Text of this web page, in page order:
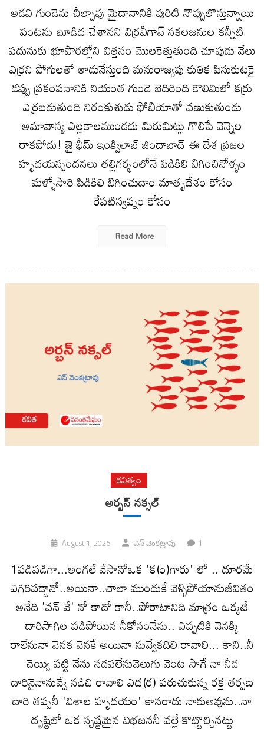
అడవి గుండెను చీల్చావు మైదానానికి పురిటి నొప్పులొస్తున్నాయి
పంటను బూడిద చేశానని విర్రవీగావ్ సకలజనుల కన్నీటి
పదునుకు భూపొరల్లోని విత్తనం మొలకెత్తుతుంది చూపుడు వేలు
ఎర్రని పోగులతో తాడునేస్తుంది మనురాజ్యపు కుతిక పిసుకుటకై
డప్పు ప్రకంపనానికి నియంత గుండె బెదిరింది కొలిమిలో కర్రు
ఎర్రబడుతుంది నిరంకుశుడు ఫోబియాతో వణుకుతుండు
అమావాస్య ఎల్లకాలముండదు మిరుమిట్లు గొలిపే వెన్నెల
రాకపోదు! జై భీమ్ ఇంక్విలాబ్ జిందాబాద్ ఈ దేశ ప్రజల
హృదయస్పందనలు తల్లిగర్భంలోనే పిడికిలి బిగించినోళ్ళం
మళ్ళోసారి పిడికిలి బిగించుదాం మాతృదేశం కోసం
రేపటిస్వప్నం కోసం
Read More
కవిత్వం
అర్బన్ నక్సల్
August 1, 2026 ఎన్ వెంకట్రావు 1
1వడివడిగా...అంగలే వేసానోఒక 'క(౦)గారు' లో .. దూరమే
ఎగిరిపడ్డానో..అయినా..చాలా ముందుకే వెళ్ళిపోయానుజీవితం
అనేది 'వన్ వే' నో కాదో కానీ..పోరాటానిది మాత్రం ఒక్కటే
దారిసాగిల పడిపోయిన నీకోసంనేను.. ఎప్పటికి వెనక్కి
రాలేనునా వెనక వెనకే అయినా నువ్వేకదిలి రావాలి... కాని..నీ
చెయ్యి పట్టి నేను నడవలేనువెలుగు వెంట సాగే నా నీడ
దారినైనానువ్వే నడిచి రావాలి ఎద(ర) పరుచుకున్న రక్త తర్పణ
దారి తప్పనీ 'విశాల హృదయం' కానరాదు నాకుఅవును..నా
దృష్టిలో ఒక స్పష్టమైన విభజననీ వల్లే కొట్టొచ్చినట్టు